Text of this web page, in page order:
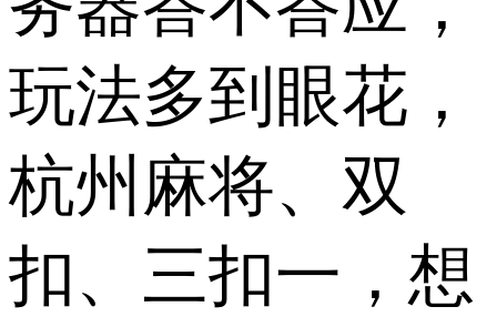
玩法多到眼花，
杭州麻将、双
扣、三扣一，想